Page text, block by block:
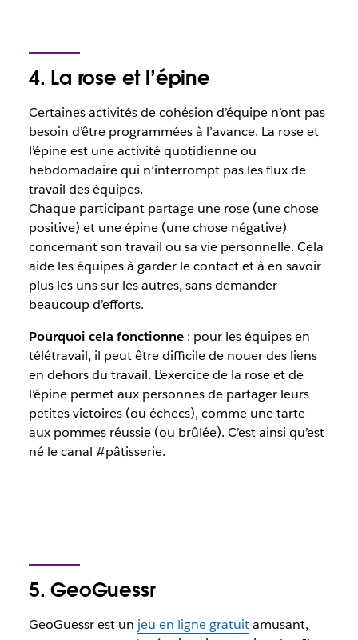
4. La rose et l’épine
Certaines activités de cohésion d’équipe n’ont pas
besoin d’être programmées à l’avance. La rose et
l’épine est une activité quotidienne ou
hebdomadaire qui n’interrompt pas les flux de
travail des équipes.
Chaque participant partage une rose (une chose
positive) et une épine (une chose négative)
concernant son travail ou sa vie personnelle. Cela
aide les équipes à garder le contact et à en savoir
plus les uns sur les autres, sans demander
beaucoup d’efforts.
Pourquoi cela fonctionne: pour les équipes en
télétravail, il peut être difficile de nouer des liens
en dehors du travail. L’exercice de la rose et de
l’épine permet aux personnes de partager leurs
petites victoires (ou échecs), comme une tarte
aux pommes réussie (ou brûlée). C’est ainsi qu’est
né le canal #pâtisserie.
5. GeoGuessr
GeoGuessr est un jeu en ligne gratuitamusant,